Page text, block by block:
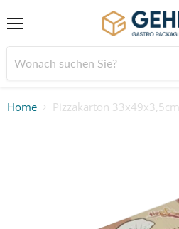
Home Pizzakarton 33x49x3,5cm